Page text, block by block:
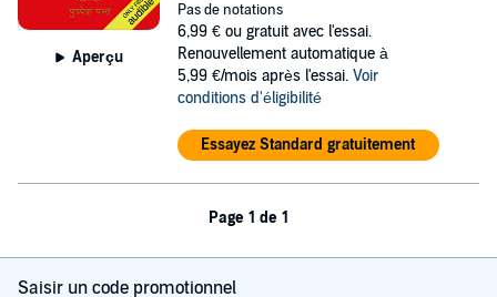
Aperçu
Pas de notations
6,99 € ou gratuit avec l'essai.
Renouvellement automatique à
5,99 €/mois après l'essai. Voir
conditions d'éligibilité
Essayez Standard gratuitement
Page 1 de 1
Saisir un code promotionnel